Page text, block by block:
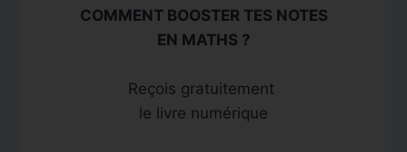
COMMENT BOOSTER TES NOTES
EN MATHS ?
Reçois gratuitement
le livre numérique